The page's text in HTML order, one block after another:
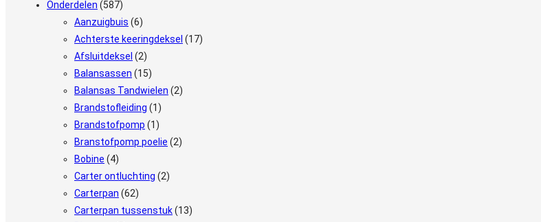
Onderdelen (587)
Aanzuigbuis (6)
Achterste keeringdeksel (17)
Afsluitdeksel (2)
Balansassen (15)
Balansas Tandwielen (2)
Brandstofleiding (1)
Brandstofpomp (1)
Branstofpomp poelie (2)
Bobine (4)
Carter ontluchting (2)
Carterpan (62)
Carterpan tussenstuk(13)